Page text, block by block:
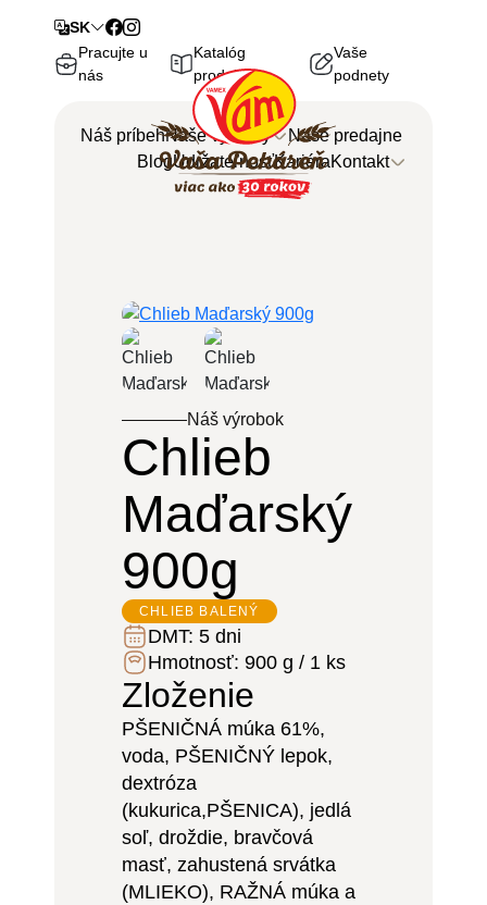
SK
Pracujte u
nás
Katalóg
produktov
Vaše
podnety
Náš príbehNaše výrobky
Naše predajne
BlogUdržateľnosťKariéraKontakt
Objednávky
Naše výrobky
Zoznam všetkých výrobkov
Náš výrobok
Chlieb
Maďarský
900g
CHLIEB BALENÝ
DMT: 5 dni
Hmotnosť: 900 g / 1 ks
Zloženie
PŠENIČNÁ múka 61%,
voda, PŠENIČNÝ lepok,
dextróza
(kukurica,PŠENICA), jedlá
soľ, droždie, bravčová
masť, zahustená srvátka
(MLIEKO), RAŽNÁ múka a